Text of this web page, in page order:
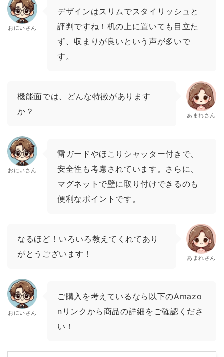
おにいさん
デザインはスリムでスタイリッシュと
評判ですね！机の上に置いても目立た
ず、収まりが良いという声が多いで
す。
機能面では、どんな特徴があります
か？
あまれさん
おにいさん
雷ガードやほこりシャッター付きで、
安全性も考慮されています。さらに、
マグネットで壁に取り付けできるのも
便利なポイントです。
なるほど！いろいろ教えてくれてあり
がとうございます！
あまれさん
おにいさん
ご購入を考えているなら以下のAmazo
nリンクから商品の詳細をご確認くださ
い！